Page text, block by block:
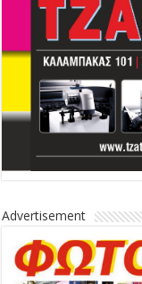
Advertisement